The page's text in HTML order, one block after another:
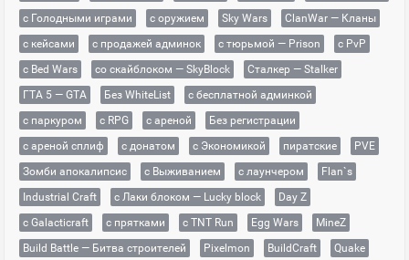
с Голодными играми
с оружием Sky Wars
ClanWar — Кланы
с кейсами
с продажей админок с тюрьмой — Prison
с PvP
с Bed Wars
со скайблоком — SkyBlock
Сталкер — Stalker
ГТА 5 — GTA
Без WhiteList
с бесплатной админкой
с паркуром
с RPG с ареной
Без регистрации
с ареной сплиф
с донатом с Экономикой пиратские
PVE
Зомби апокалипсис
с Выживанием с лаунчером
Flan`s
Industrial Craft
с Лаки блоком — Lucky block
Day Z
с Galacticraft
с прятками с TNT Run Egg Wars
MineZ
Build Battle — Битва строителей
Pixelmon BuildCraft
Quake